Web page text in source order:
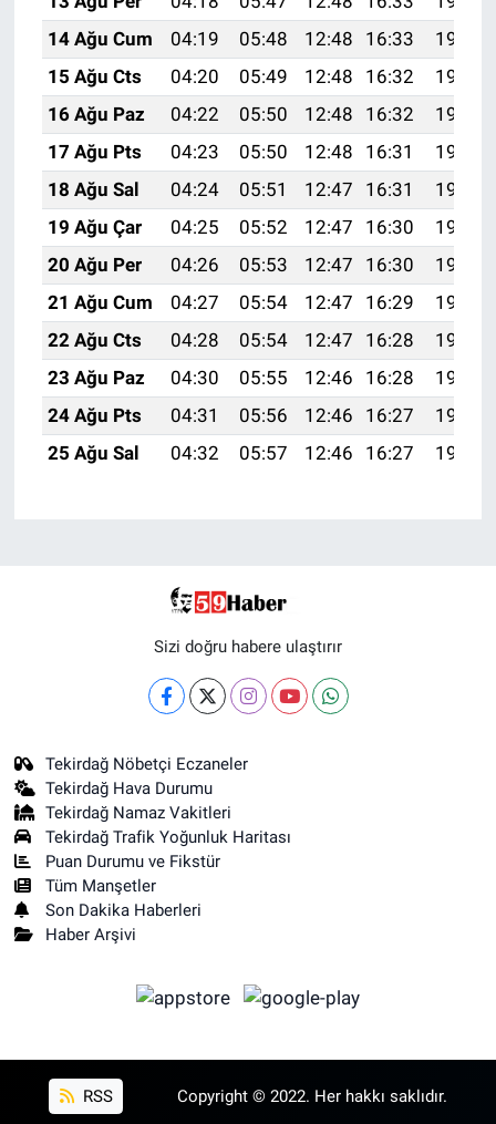
14 Ağu Cum
04:19 05:48 12:48 16:33
19:39
15 Ağu Cts
04:20 05:49 12:48 16:32
19:37
16 Ağu Paz
04:22 05:50 12:48 16:32
19:36
17 Ağu Pts
04:23 05:50 12:48 16:31
19:35
18 Ağu Sal
04:24 05:51 12:47 16:31
19:34
19 Ağu Çar
04:25 05:52 12:47 16:30
19:32
20 Ağu Per
04:26 05:53 12:47 16:30
19:31
21 Ağu Cum
04:27 05:54 12:47 16:29
19:30
22 Ağu Cts
04:28 05:54 12:47 16:28
19:29
23 Ağu Paz
04:30 05:55 12:46 16:28
19:27
24 Ağu Pts
04:31 05:56 12:46 16:27
19:26
25 Ağu Sal
04:32 05:57 12:46 16:27 19:25
Sizi doğru habere ulaştırır
Tekirdağ Nöbetçi Eczaneler
Tekirdağ Hava Durumu
Tekirdağ Namaz Vakitleri
Tekirdağ Trafik Yoğunluk Haritası
Puan Durumu ve Fikstür
Tüm Manşetler
Son Dakika Haberleri
Haber Arşivi
RSS Copyright © 2022. Her hakkı saklıdır.